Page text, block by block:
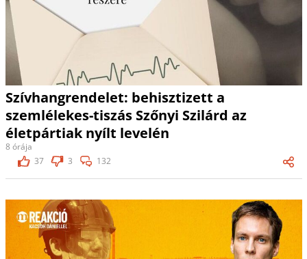
Szívhangrendelet: behisztizett a
szemlélekes-tiszás Szőnyi Szilárd az
életpártiak nyílt levelén
8 órája
37
3 132